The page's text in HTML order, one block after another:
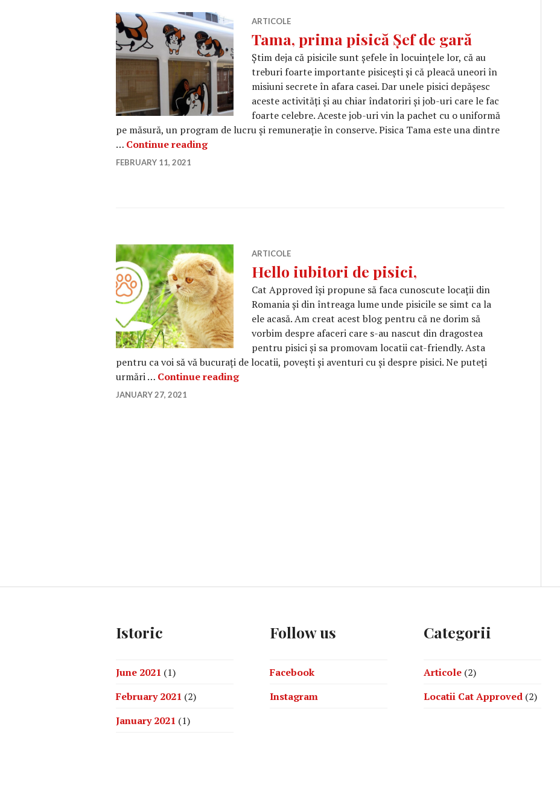
ARTICOLE
Tama, prima pisică Șef de gară
Știm deja că pisicile sunt șefele în locuințele lor, că au
treburi foarte importante pisicești și că pleacă uneori în
misiuni secrete în afara casei. Dar unele pisici depășesc
aceste activități și au chiar îndatoriri și job-uri care le fac
foarte celebre. Aceste job-uri vin la pachet cu o uniformă
pe măsură, un program de lucru și remunerație în conserve. Pisica Tama este una dintre
… Continue readingTama, prima pisică Șef de gară
FEBRUARY 11, 2021
ARTICOLE
Hello iubitori de pisici,
Cat Approved își propune să faca cunoscute locații din
Romania și din întreaga lume unde pisicile se simt ca la
ele acasă. Am creat acest blog pentru că ne dorim să
vorbim despre afaceri care s-au nascut din dragostea
pentru pisici și sa promovam locatii cat-friendly. Asta
pentru ca voi să vă bucurați de locatii, povești și aventuri cu și despre pisici. Ne puteți
urmări … Continue readingHello iubitori de pisici,
JANUARY 27, 2021
Istoric
June 2021 (1)
February 2021 (2)
January 2021 (1)
Follow us
Facebook
Instagram
Categorii
Articole (2)
Locatii Cat Approved (2)